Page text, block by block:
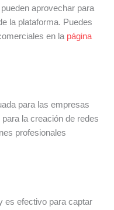
aprovechar para
la plataforma. Puedes
en la página
para las empresas
la creación de redes
profesionales
es efectivo para captar